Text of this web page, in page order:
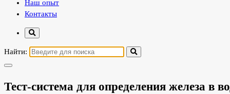
Наш опыт
Контакты
Найти:
Тест-система для определения железа в